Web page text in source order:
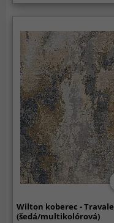
Wilton koberec - Travale
(šedá/multikolórová)